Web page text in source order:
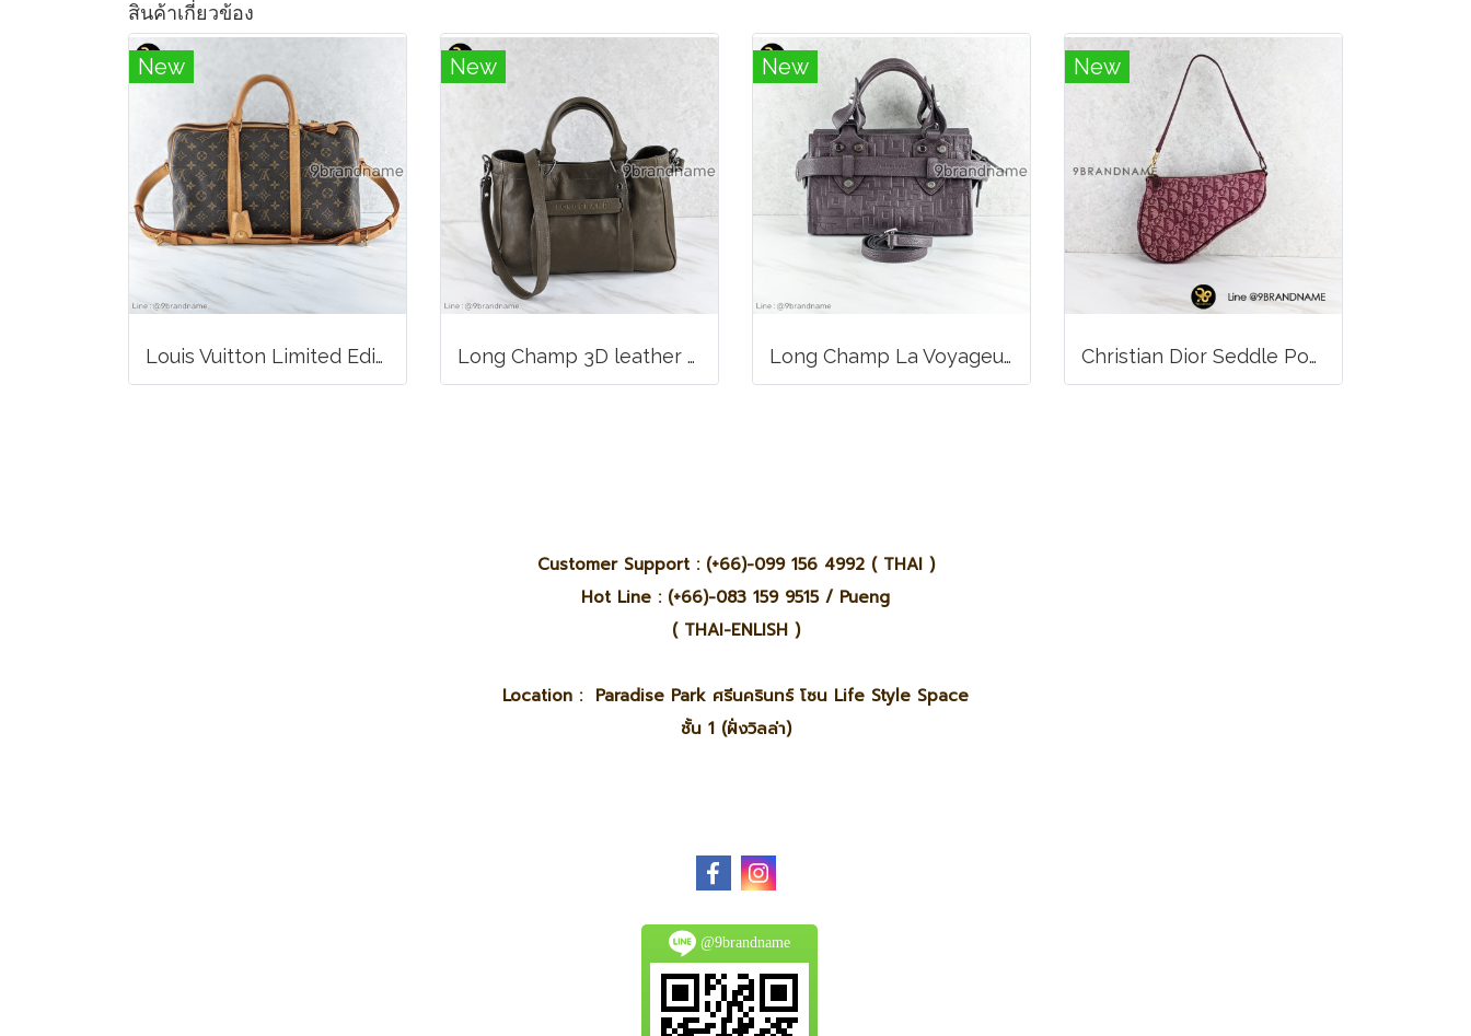
สินค้าเกี่ยวข้อง
New
Louis Vuitton Limited Edition Monogram Canvas Sofia Coppola SC Bag
New
Long Champ 3D leather handbag
New
Long Champ La Voyageuse Bag Leather
New
Christian Dior Seddle Pouch Accessory Hand Bag
Customer Support : (+66)-099 156 4992 ( THAI )
Hot Line : (+66)-083 159 9515 / Pueng
( THAI-ENLISH )
Location : Paradise Park ศรีนครินทร์ โซน Life Style Space
ชั้น 1 (ฝั่งวิลล่า)
@9brandname